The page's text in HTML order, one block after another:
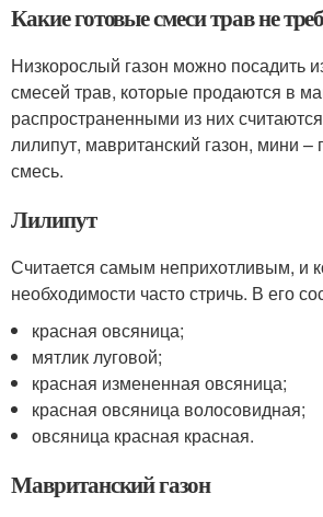
Какие готовые смеси трав не
Низкорослый газон можно посадить
смесей трав, которые продаются в
распространенными из них
лилипут, мавританский газон, мини –
смесь.
Лилипут
Считается самым неприхотливым, и
необходимости часто стричь. В его
красная овсяница;
мятлик луговой;
красная измененная овсяница;
красная овсяница волосовидная;
овсяница красная красная.
Мавританский газон